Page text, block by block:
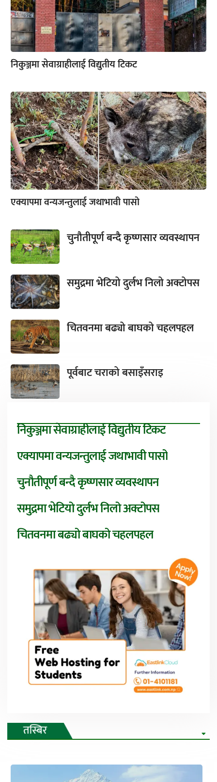
निकुञ्जमा सेवाग्राहीलाई विद्युतीय टिकट
एक्यापमा वन्यजन्तुलाई जथाभावी पासो
चुनौतीपूर्ण बन्दै कृष्णसार व्यवस्थापन
समुद्रमा भेटियो दुर्लभ निलो अक्टोपस
चितवनमा बढ्यो बाघको चहलपहल
पूर्वबाट चराको बसाइँसराइ
निकुञ्जमा सेवाग्राहीलाई विद्युतीय टिकट
एक्यापमा वन्यजन्तुलाई जथाभावी पासो
चुनौतीपूर्ण बन्दै कृष्णसार व्यवस्थापन
समुद्रमा भेटियो दुर्लभ निलो अक्टोपस
चितवनमा बढ्यो बाघको चहलपहल